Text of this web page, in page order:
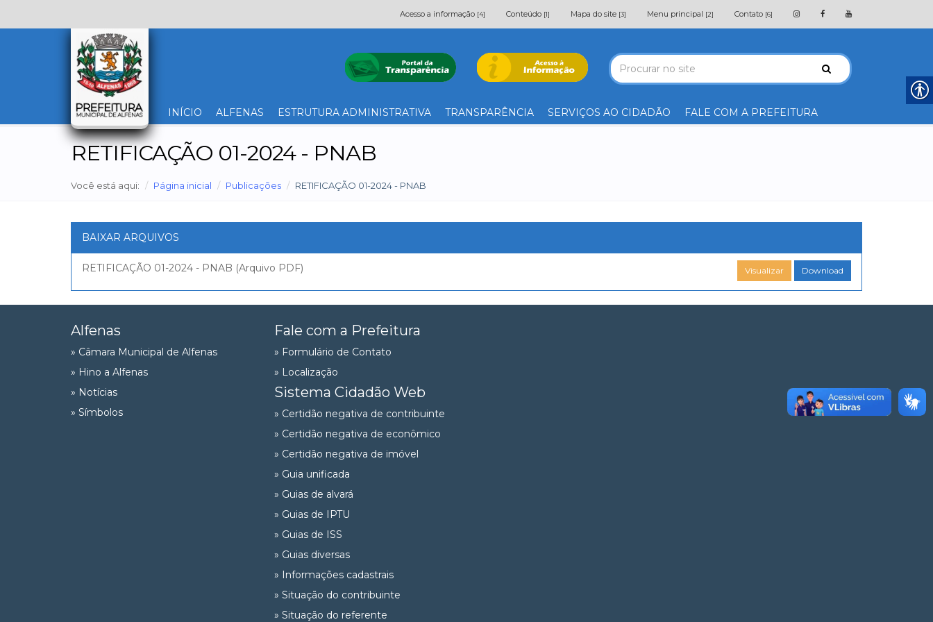
Acesso a informação [4] Conteúdo [1] Mapa do site [3] Menu principal [2] Contato [6]
INÍCIO ALFENAS ESTRUTURA ADMINISTRATIVA TRANSPARÊNCIA SERVIÇOS AO CIDADÃO FALE COM A PREFEITURA
RETIFICAÇÃO 01-2024 - PNAB
Você está aqui: Página inicial Publicações RETIFICAÇÃO 01-2024 - PNAB
BAIXAR ARQUIVOS
Visualizar Download
RETIFICAÇÃO 01-2024 - PNAB (Arquivo PDF)
Alfenas
» Câmara Municipal de Alfenas
» Hino a Alfenas
» Notícias
» Símbolos
Fale com a Prefeitura
» Formulário de Contato
» Localização
Sistema Cidadão Web
» Certidão negativa de contribuinte
» Certidão negativa de econômico
» Certidão negativa de imóvel
» Guia unificada
» Guias de alvará
» Guias de IPTU
» Guias de ISS
» Guias diversas
» Informações cadastrais
» Situação do contribuinte
» Situação do referente